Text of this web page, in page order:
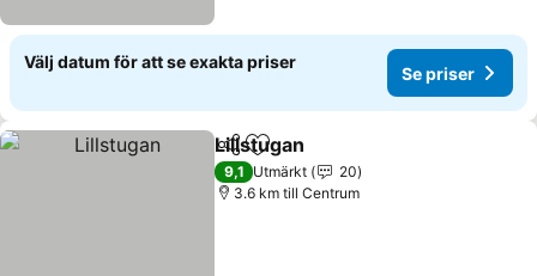
Välj datum för att se exakta priser
Se priser
Dela Lägg till i Mina Favoriter
Lillstugan
9,1 Utmärkt
20
3.6 km till Centrum